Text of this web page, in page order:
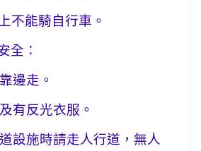
不能騎自行車。
全：
邊走。
有反光衣服。
設施時請走人行道，無人